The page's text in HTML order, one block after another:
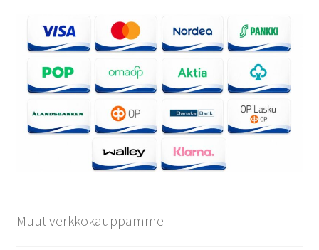
Muut verkkokauppamme